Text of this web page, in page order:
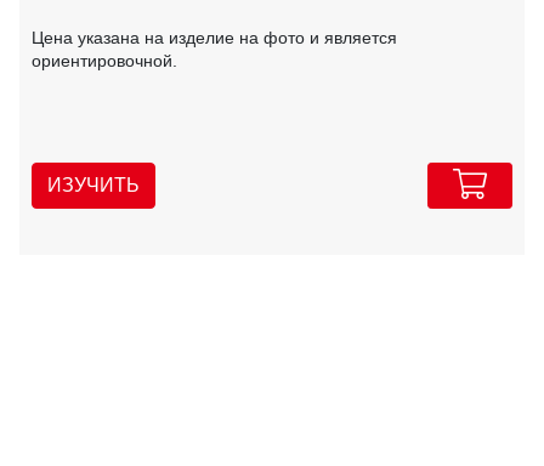
Цена указана на изделие на фото и является
ориентировочной.
ИЗУЧИТЬ